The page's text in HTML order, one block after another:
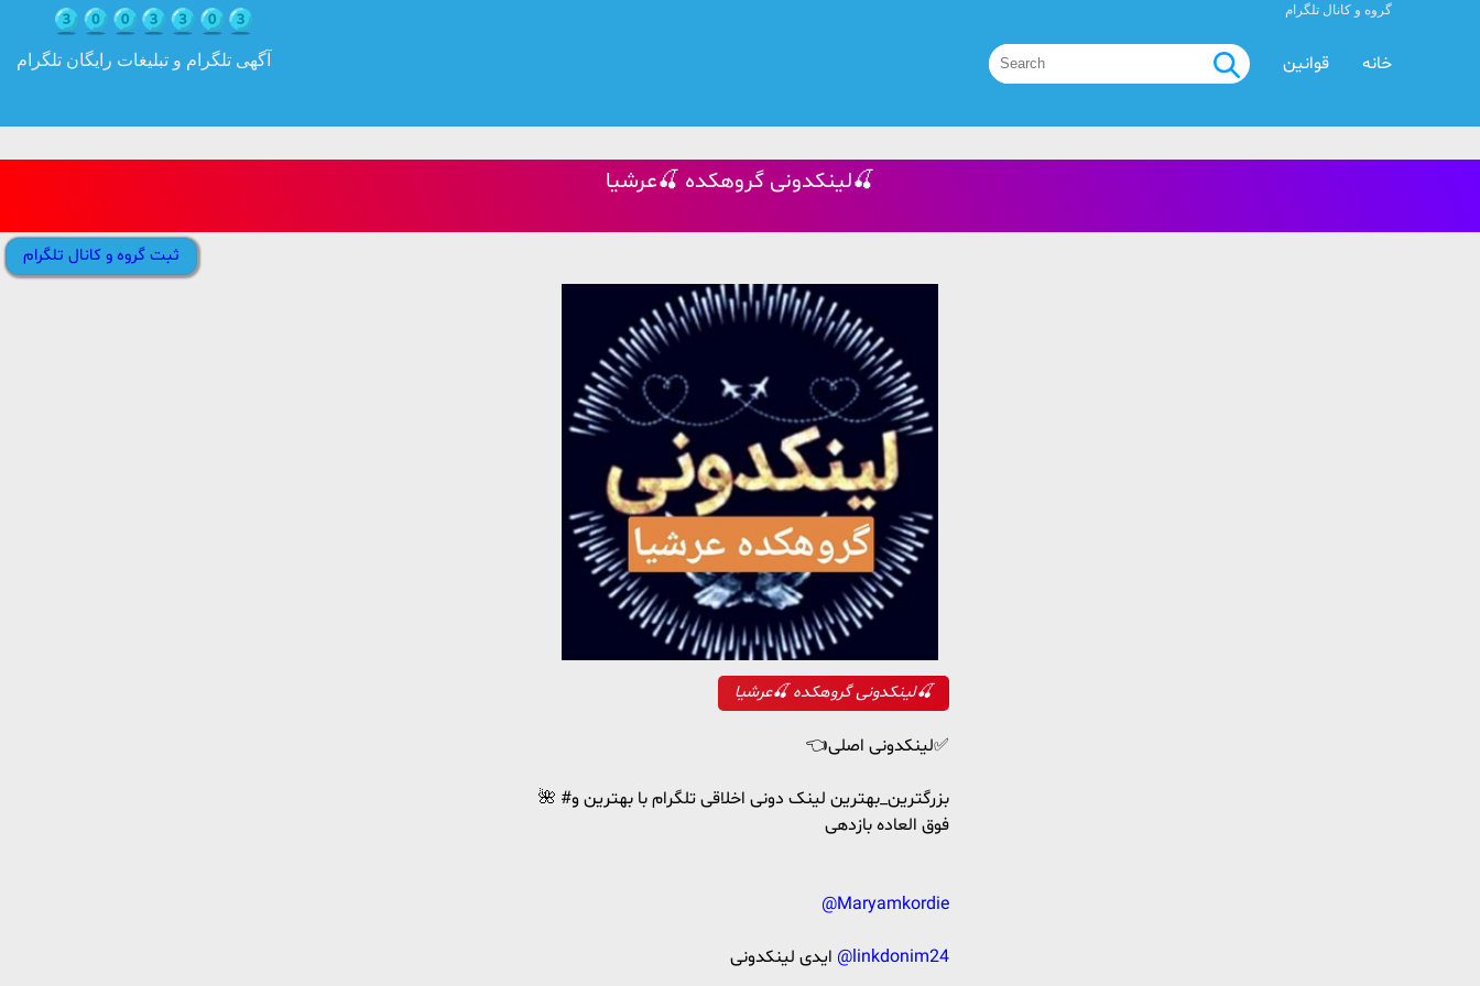
آگهی تلگرام و تبلیغات رایگان تلگرام
گروه و کانال تلگرام
قوانین خانه
لینکدونی گروهکده 🍒عرشیا🍒
ثبت گروه و کانال تلگرام
لینکدونی گروهکده 🍒عرشیا🍒
👈لینکدونی اصلی✅
🌺 #بزرگترین_بهترین لینک دونی اخلاقی تلگرام با بهترین و
فوق العاده بازدهی
@Maryamkordie
@linkdonim24